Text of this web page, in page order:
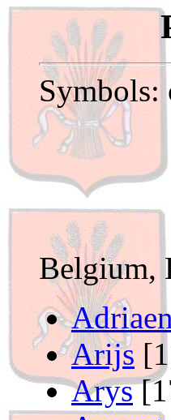
Symbols:
Belgium,
Arijs
Arys